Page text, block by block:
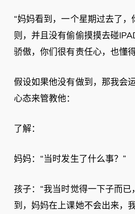
“妈妈看到，一个星期过去了
则，并且没有偷偷摸摸去碰
骄傲，你们很有责任心，也懂
假设如果他没有做到，那我会
心态来管教他：
了解：
妈妈：“当时发生了什么事？”
孩子：“我当时觉得一下子而
到，妈妈在上课她不会出来，